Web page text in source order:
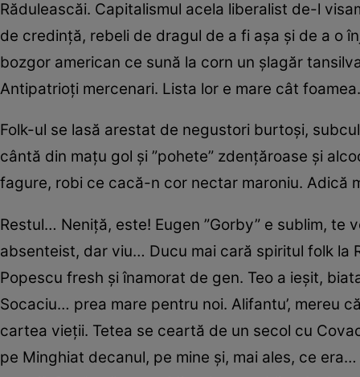
Răduleascăi. Capitalismul acela liberalist de-l
de credință, rebeli de dragul de a fi așa și de a o
bozgor american ce sună la corn un șlagăr
Antipatrioți mercenari. Lista lor e mare cât foamea.
Folk-ul se lasă arestat de negustori burtoși,
cântă din mațu gol și ”pohete” zdențăroase și
fagure, robi ce cacă-n cor nectar maroniu. Adică
Restul… Neniță, este! Eugen ”Gorby” e sublim,
absenteist, dar viu… Ducu mai cară spiritul folk la
Popescu fresh și înamorat de gen. Teo a ieșit,
Socaciu… prea mare pentru noi. Alifantu’, mereu
cartea vieții. Tetea se ceartă de un secol cu
pe Minghiat decanul, pe mine și, mai ales, ce